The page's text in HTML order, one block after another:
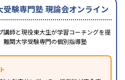
受験専門塾 現論会オンライン
講師と現役東大生が学習コーチングを提
難関大学受験専門の個別指導塾